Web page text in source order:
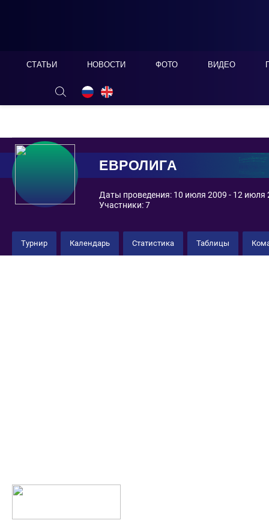
СТАТЬИ НОВОСТИ ФОТО ВИДЕО
ОНЛАЙН ТАБЛО СКРЫТЬ
ЕВРОЛИГА
Даты проведения: 10 июля 2009 - 12 июля
Участники: 7
Турнир Календарь Статистика Таблицы